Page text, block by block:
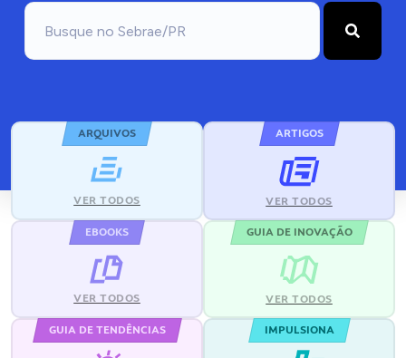
ARQUIVOS
VER TODOS
ARTIGOS
VER TODOS
EBOOKS
VER TODOS
GUIA DE INOVAÇÃO
VER TODOS
GUIA DE TENDÊNCIAS IMPULSIONA